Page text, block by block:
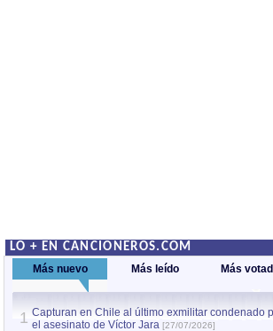
LO + EN CANCIONEROS.COM
Más nuevo Más leído Más
1 Capturan en Chile al último exmilitar condenado
el asesinato de Víctor Jara [27/07/2026]